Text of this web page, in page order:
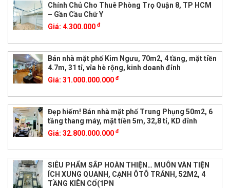
Chính Chủ Cho Thuê Phòng Trọ Quận 8, TP HCM
– Gần Cầu Chữ Y
Giá: 4.300.000 đ
Bán nhà mặt phố Kim Ngưu, 70m2, 4 tầng, mặt tiền
4.7m, 31 tỉ, vỉa hè rộng, kinh doanh đỉnh
Giá: 31.000.000.000 đ
Đẹp hiếm! Bán nhà mặt phố Trung Phụng 50m2, 6
tầng thang máy, mặt tiền 5m, 32,8 tỉ, KD đỉnh
Giá: 32.800.000.000 đ
SIÊU PHẨM SẮP HOÀN THIỆN… MUÔN VÀN TIỆN
ÍCH XUNG QUANH, CẠNH ÔTÔ TRÁNH, 52M2, 4
TẦNG KIÊN CỐ(1PN